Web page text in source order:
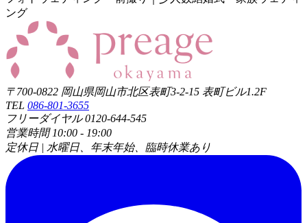
ング
〒700-0822 岡山県岡山市北区表町3-2-15 表町ビル1.2F
TEL 086-801-3655
フリーダイヤル 0120-644-545
営業時間 10:00 - 19:00
定休日 | 水曜日、年末年始、臨時休業あり